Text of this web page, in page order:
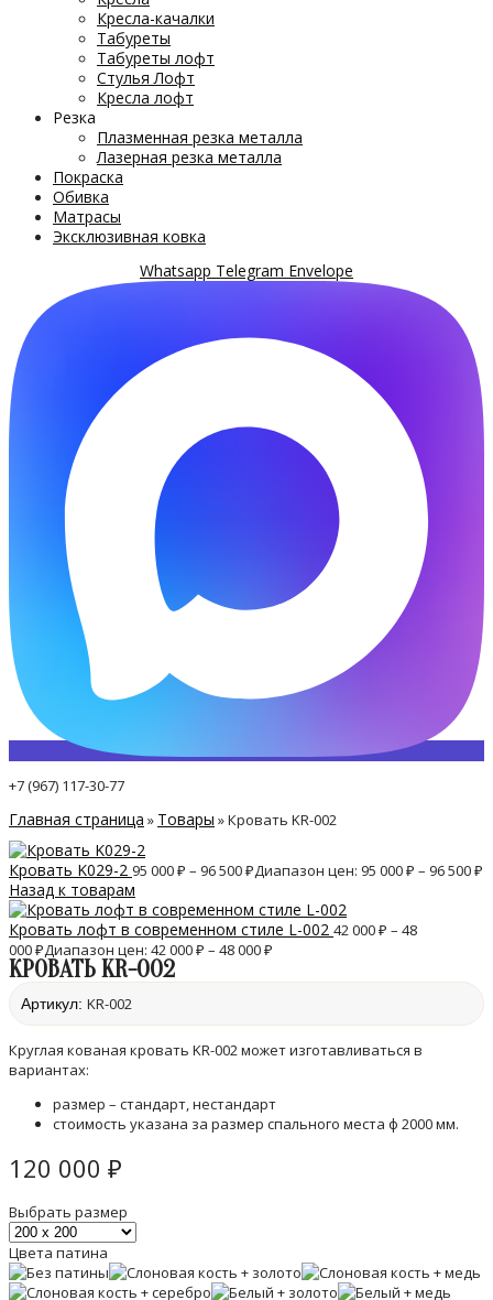
Кресла-качалки
Табуреты
Табуреты лофт
Стулья Лофт
Кресла лофт
Резка
Плазменная резка металла
Лазерная резка металла
Покраска
Обивка
Матрасы
Эксклюзивная ковка
Whatsapp Telegram Envelope
+7 (967) 117-30-77
Главная страница » Товары »Кровать KR-002
Кровать K029-2 95 000₽ – 96 500₽Диапазон цен: 95 000 ₽ – 96 500 ₽
Назад к товарам
Кровать лофт в современном стиле L-002 42 000₽ – 48
000₽Диапазон цен: 42 000 ₽ – 48 000 ₽
КРОВАТЬ KR-002
Артикул: KR-002
Круглая кованая кровать KR-002 может изготавливаться в
вариантах:
размер – стандарт, нестандарт
стоимость указана за размер спального места ф 2000 мм.
120 000 ₽
Выбрать размер
Цвета патина